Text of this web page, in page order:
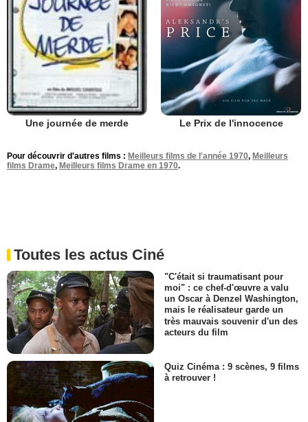
Une journée de merde Le Prix de l'innocence
Pour découvrir d'autres films : Meilleurs films de l'année 1970, Meilleurs
films Drame, Meilleurs films Drame en 1970.
Toutes les actus Ciné
"C'était si traumatisant pour
moi" : ce chef-d'œuvre a valu
un Oscar à Denzel Washington,
mais le réalisateur garde un
très mauvais souvenir d'un des
acteurs du film
Quiz Cinéma : 9 scènes, 9 films
à retrouver !